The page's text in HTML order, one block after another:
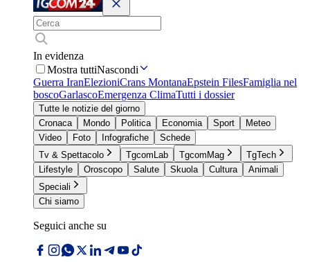
In evidenza
Mostra tuttiNascondi
Guerra IranElezioniCrans MontanaEpstein FilesFamiglia nel
boscoGarlascoEmergenza ClimaTutti i dossier
Tutte le notizie del giorno
Cronaca
Mondo Politica Economia Sport
Meteo
Video
Foto Infografiche
Schede
Tv & Spettacolo
TgcomLab TgcomMag
TgTech
Lifestyle
Oroscopo Salute Skuola Cultura
Animali
Speciali
Chi siamo
Seguici anche su